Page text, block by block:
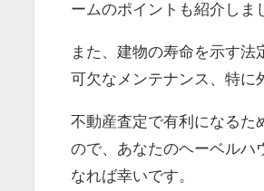
ームのポイントも紹介しま
また、建物の寿命を示す
可欠なメンテナンス、特に
不動産査定で有利になるた
ので、あなたのヘーベルハ
なれば幸いです。